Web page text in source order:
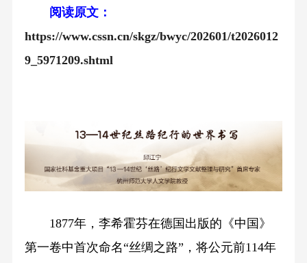
阅读原文：
https://www.cssn.cn/skgz/bwyc/202601/t2026012
9_5971209.shtml
1877年，李希霍芬在德国出版的《中国》
第一卷中首次命名“丝绸之路”，将公元前114年